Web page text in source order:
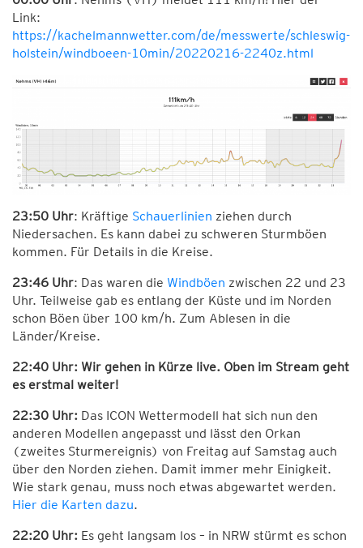
Link:
https://kachelmannwetter.com/de/messwerte/schleswig-
holstein/windboeen-10min/20220216-2240z.html
23:50 Uhr: Kräftige Schauerlinien ziehen durch
Niedersachen. Es kann dabei zu schweren Sturmböen
kommen. Für Details in die Kreise.
23:46 Uhr: Das waren die Windböen zwischen 22 und 23
Uhr. Teilweise gab es entlang der Küste und im Norden
schon Böen über 100 km/h. Zum Ablesen in die
Länder/Kreise.
22:40 Uhr: Wir gehen in Kürze live. Oben im Stream geht
es erstmal weiter!
22:30 Uhr: Das ICON Wettermodell hat sich nun den
anderen Modellen angepasst und lässt den Orkan
(zweites Sturmereignis) von Freitag auf Samstag auch
über den Norden ziehen. Damit immer mehr Einigkeit.
Wie stark genau, muss noch etwas abgewartet werden.
Hier die Karten dazu.
22:20 Uhr: Es geht langsam los – in NRW stürmt es schon